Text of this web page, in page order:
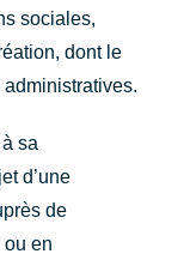
sociales,
dont le
sa
d’une
de
ou en